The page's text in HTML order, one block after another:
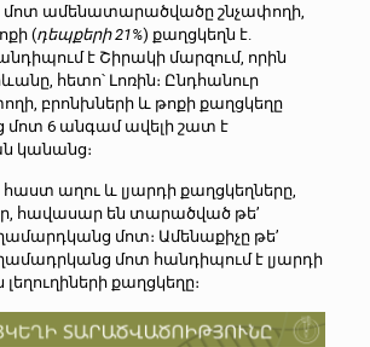
ամենատարածվածը շնչափողի,
(դեպքերի 21%) քաղցկեղն է.
է Շիրակի մարզում, որին
հետո՝ Լոռին։ Ընդհանուր
բրոնխների և թոքի քաղցկեղը
6 անգամ ավելի շատ է
կանանց։
աղու և լյարդի քաղցկեղները,
հավասար են տարածված թե’
մոտ։ Ամենաքիչը թե’
մոտ հանդիպում է լյարդի
լեղուղիների քաղցկեղը։